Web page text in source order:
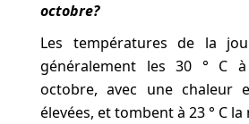
octobre?
Les températures de la
généralement les 30 ° C
octobre, avec une chaleur
élevées, et tombent à 23 ° C la